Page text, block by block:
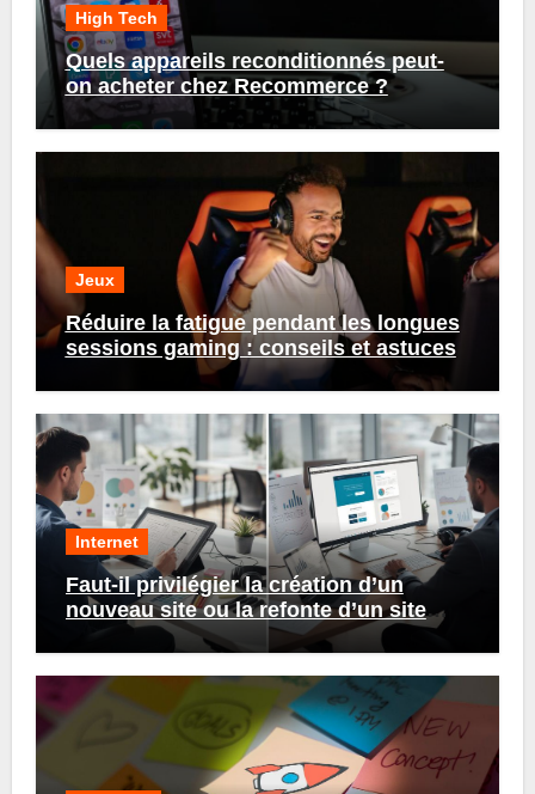
High Tech
Quels appareils reconditionnés peut-
on acheter chez Recommerce ?
Jeux
Réduire la fatigue pendant les longues
sessions gaming : conseils et astuces
Internet
Faut-il privilégier la création d’un
nouveau site ou la refonte d’un site
existant ?